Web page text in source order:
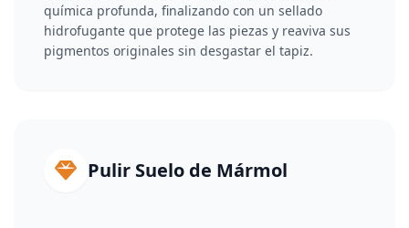
química profunda, finalizando con un sellado
hidrofugante que protege las piezas y reaviva sus
pigmentos originales sin desgastar el tapiz.
Pulir Suelo de Mármol